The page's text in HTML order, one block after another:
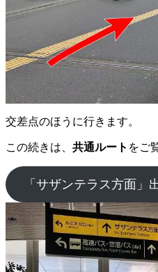
交差点のほうに行きます。
この続きは、 共通ルート をご
「サザンテラス方面」